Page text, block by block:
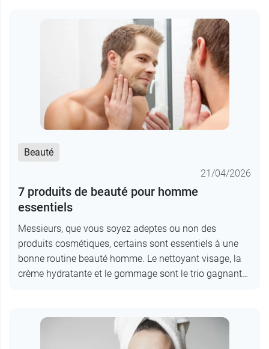
Beauté
21/04/2026
7 produits de beauté pour homme
essentiels
Messieurs, que vous soyez adeptes ou non des
produits cosmétiques, certains sont essentiels à une
bonne routine beauté homme. Le nettoyant visage, la
crème hydratante et le gommage sont le trio gagnant…